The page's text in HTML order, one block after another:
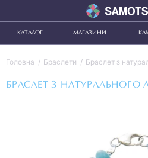
КАТАЛОГ МАГАЗИНИ
Головна Браслети Браслет з
БРАСЛЕТ З НАТУРАЛЬНОГО